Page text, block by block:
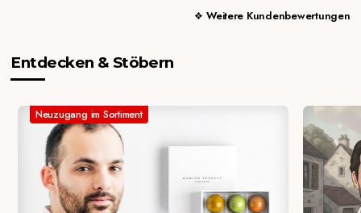
Weitere Kundenbewertungen
Entdecken & Stöbern
Neuzugang im Sortiment